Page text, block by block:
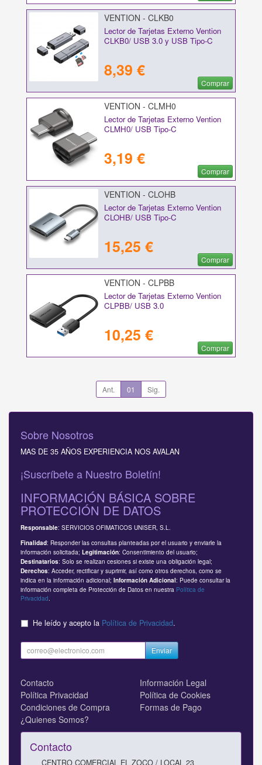
VENTION - CLKB0
Lector de Tarjetas Externo Vention
CLKB0/ USB 3.0 y USB Tipo-C
8,39 €
Comprar
VENTION - CLMH0
Lector de Tarjetas Externo Vention
CLMH0/ USB Tipo-C
3,19 €
Comprar
VENTION - CLOHB
Lector de Tarjetas Externo Vention
CLOHB/ USB Tipo-C
15,25 €
Comprar
VENTION - CLPBB
Lector de Tarjetas Externo Vention
CLPBB/ USB 3.0
10,25 €
Comprar
Ant. 01 Sig.
Sobre Nosotros
MAS DE 35 AÑOS EXPERIENCIA NOS AVALAN
¡Suscríbete a Nuestro Boletín!
INFORMACIÓN BÁSICA SOBRE
PROTECCIÓN DE DATOS
Responsable: SERVICIOS OFIMATICOS UNISER, S.L.
Finalidad: Responder las consultas planteadas por el usuario y enviarle la
información solicitada; Legitimación: Consentimiento del usuario;
Destinatarios: Solo se realizan cesiones si existe una obligación legal;
Derechos: Acceder, rectificar y suprimir, así como otros derechos, como se
indica en la información adicional; Información Adicional: Puede consultar la
información completa de Protección de Datos en nuestra Política de
Privacidad
He leído y acepto la Política de Privacidad.
Enviar
Contacto
Información Legal
Política Privacidad
Política de Cookies
Condiciones de Compra
Formas de Pago
¿Quienes Somos?
Contacto
CENTRO COMERCIAL EL ZOCO / LOCAL 23